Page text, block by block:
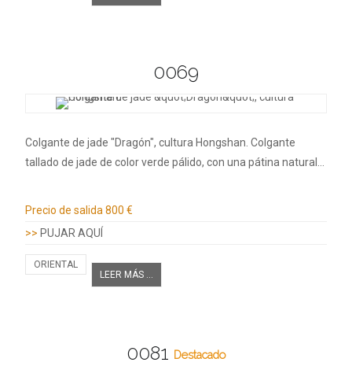
0069
Colgante de jade "Dragón", cultura Hongshan. Colgante
tallado de jade de color verde pálido, con una pátina natural…
Precio de salida800 €
>> PUJAR AQUÍ
ORIENTAL
LEER MÁS ...
0081 Destacado